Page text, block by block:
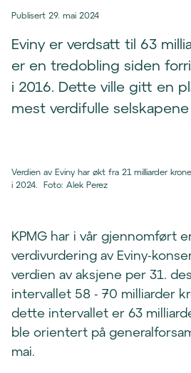
Publisert 29. mai 2024
Eviny er verdsatt til 63
er en tredobling siden
i 2016. Dette ville gitt en
mest verdifulle selskapene
Verdien av Eviny har økt fra 21 milliarder
i 2024.
Foto: Alek Perez
KPMG har i vår gjennomført
verdivurdering av Eviny-
verdien av aksjene per 31.
intervallet 58 - 70 milliarder
dette intervallet er 63
ble orientert på
mai.